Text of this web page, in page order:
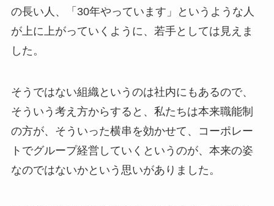
の長い人、「30年やっています」というような人
が上に上がっていくように、若手としては見えま
した。
そうではない組織というのは社内にもあるので、
そういう考え方からすると、私たちは本来職能制
の方が、そういった横串を効かせて、コーポレー
トでグループ経営していくというのが、本来の姿
なのではないかという思いがありました。